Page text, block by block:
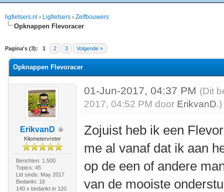
ligfietsers.nl › Ligfietsers › Zelfbouwers
Opknappen Flevoracer
Pagina's (3): 1 2 3 Volgende »
waardering is 0
Opknappen Flevoracer
ErikvanD
Kilometervreter
Berichten: 1.500
Topics: 45
Lid sinds: May 2017
Bedankt: 16
140 x bedankt in 120
01-Jun-2017, 04:37 PM (Dit
2017, 04:52 PM door ErikvanD.)
Zojuist heb ik een
me al vanaf dat ik aan
op de een of andere
van de mooiste